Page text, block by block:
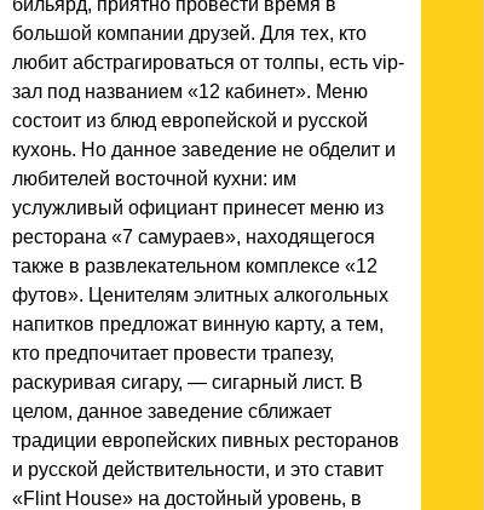
большой компании друзей. Для тех, кто
любит абстрагироваться от толпы, есть vip-
зал под названием «12 кабинет». Меню
состоит из блюд европейской и русской
кухонь. Но данное заведение не обделит и
любителей восточной кухни: им
услужливый официант принесет меню из
ресторана «7 самураев», находящегося
также в развлекательном комплексе «12
футов». Ценителям элитных алкогольных
напитков предложат винную карту, а тем,
кто предпочитает провести трапезу,
раскуривая сигару, — сигарный лист. В
целом, данное заведение сближает
традиции европейских пивных ресторанов
и русской действительности, и это ставит
«Flint House» на достойный уровень, в